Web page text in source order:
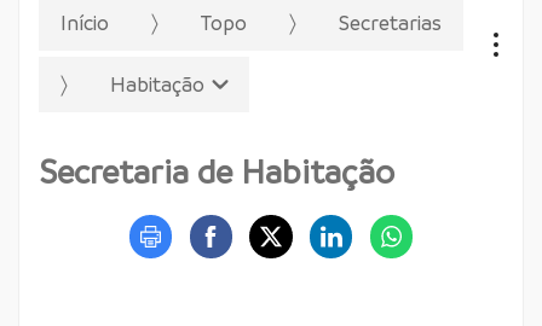
Início Topo Secretarias
Habitação
Secretaria de Habitação